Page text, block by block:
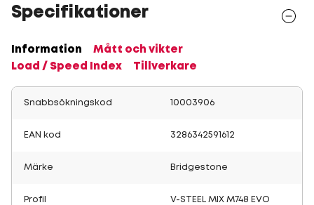
Specifikationer
Information
Mått och vikter
Load / Speed Index
Tillverkare
Snabbsökningskod 10003906
EAN kod 3286342591612
Märke Bridgestone
Profil V-STEEL MIX M748 EVO